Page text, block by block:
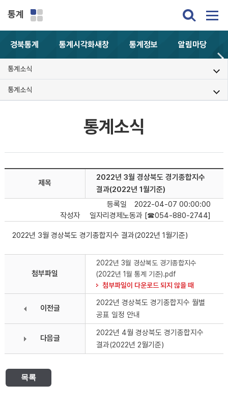
통계
경북통계 통계시각화새창 통계정보 알림마당
통계소식
통계소식
통계소식
제목
2022년 3월 경상북도 경기종합지수
결과(2022년 1월기준)
등록일
2022-04-07 00:00:00
작성자
일자리경제노동과 [☎054-880-2744]
2022년 3월 경상북도 경기종합지수 결과(2022년 1월기준)
첨부파일
2022년 3월 경상북도 경기종합지수
(2022년 1월 통계 기준).pdf
첨부파일이 다운로드 되지 않을 때
이전글
2022년 경상북도 경기종합지수 월별
공표 일정 안내
다음글
2022년 4월 경상북도 경기종합지수
결과(2022년 2월기준)
목록